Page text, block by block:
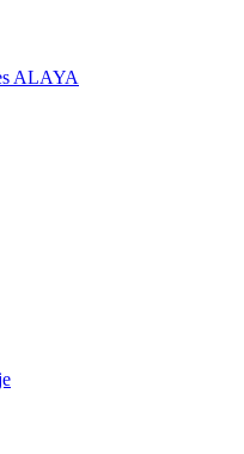
ALAYA